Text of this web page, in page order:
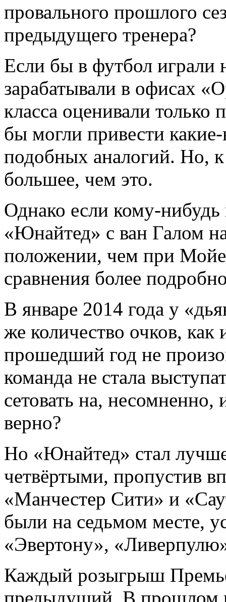
провального прошлого
предыдущего тренера?
Если бы в футбол играли
зарабатывали в офисах
класса оценивали
бы могли привести
подобных аналогий. Но,
большее, чем это.
Однако если кому-
«Юнайтед» с ван Галом
положении, чем при
сравнения более
В январе 2014 года у
же количество очков, как
прошедший год не
команда не стала
сетовать на,
верно?
Но «Юнайтед» стал
четвёртыми, пропустив
«Манчестер Сити» и
были на седьмом месте,
«Эвертону»,
Каждый розыгрыш
предыдущий. В прошлом